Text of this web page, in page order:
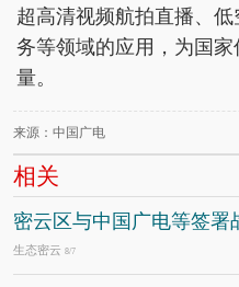
超高清视频航拍直播、
务等领域的应用，为国
量。
来源：中国广电
相关
密云区与中国广电等签署
生态密云 8/7